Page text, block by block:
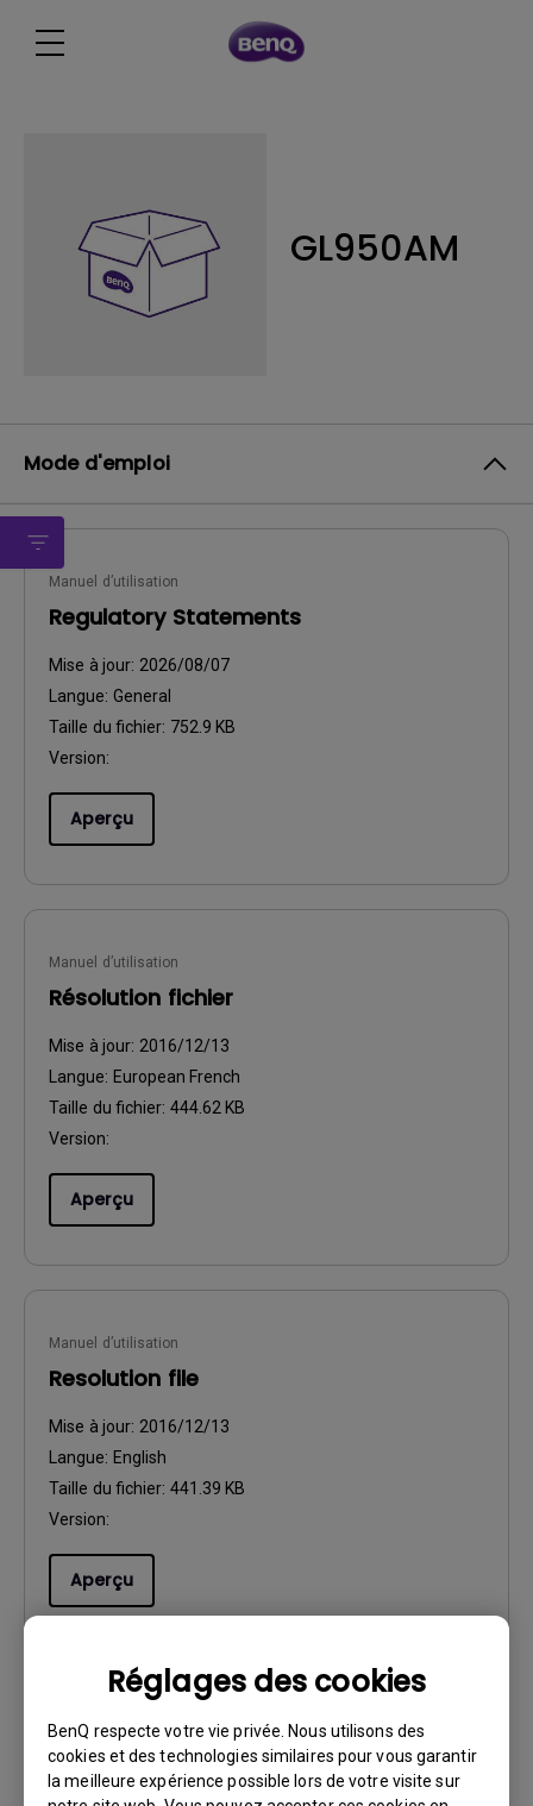
Réglages des cookies
BenQ respecte votre vie privée. Nous utilisons des
cookies et des technologies similaires pour vous garantir
la meilleure expérience possible lors de votre visite sur
GL950AM
Mode d'emploi
Manuel d’utilisation
Regulatory Statements
Mise à jour: 2026/08/07
Langue: General
Taille du fichier: 752.9 KB
Version:
Aperçu
Manuel d’utilisation
Résolution fichier
Mise à jour: 2016/12/13
Langue: European French
Taille du fichier: 444.62 KB
Version:
Aperçu
Manuel d’utilisation
Resolution file
Mise à jour: 2016/12/13
Langue: English
Taille du fichier: 441.39 KB
Version:
Aperçu
Manuel d’utilisation
Safety Warning and Notice